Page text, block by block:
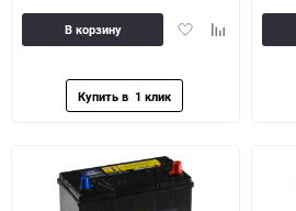
ДобавитьДобавить
В корзину